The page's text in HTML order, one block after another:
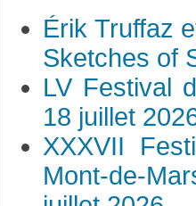
Érik Truffaz
Sketches of
LV Festival
18 juillet
XXXVII
Mont-de-